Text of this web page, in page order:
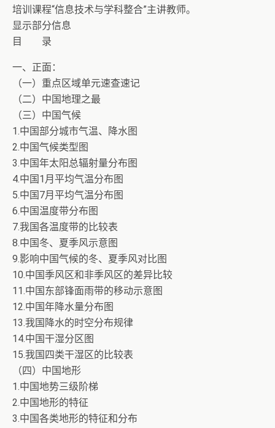
培训课程“信息技术与学科整合”主讲教师。
显示部分信息
目 录
一、正面：
（一）重点区域单元速查速记
（二）中国地理之最
（三）中国气候
1.中国部分城市气温、降水图
2.中国气候类型图
3.中国年太阳总辐射量分布图
4.中国1月平均气温分布图
5.中国7月平均气温分布图
6.中国温度带分布图
7.我国各温度带的比较表
8.中国冬、夏季风示意图
9.影响中国气候的冬、夏季风对比图
10.中国季风区和非季风区的差异比较
11.中国东部锋面雨带的移动示意图
12.中国年降水量分布图
13.我国降水的时空分布规律
14.中国干湿分区图
15.我国四类干湿区的比较表
（四）中国地形
1.中国地势三级阶梯
2.中国地形的特征
3.中国各类地形的特征和分布